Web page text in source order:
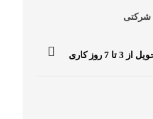
از 3 تا 7 روز کاری